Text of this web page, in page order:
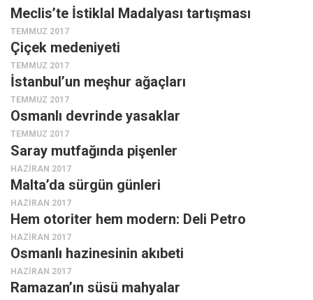
Meclis’te İstiklal Madalyası tartışması
TEMMUZ 2017
Çiçek medeniyeti
TEMMUZ 2017
İstanbul’un meşhur ağaçları
TEMMUZ 2017
Osmanlı devrinde yasaklar
TEMMUZ 2017
Saray mutfağında pişenler
HAZIRAN 2017
Malta’da sürgün günleri
HAZIRAN 2017
Hem otoriter hem modern: Deli Petro
HAZIRAN 2017
Osmanlı hazinesinin akıbeti
HAZIRAN 2017
Ramazan’ın süsü mahyalar